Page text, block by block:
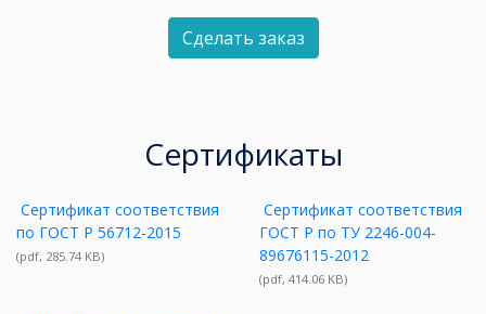
Сделать заказ
Сертификаты
Сертификат соответствия
по ГОСТ Р 56712-2015
(pdf, 285.74 KB)
Сертификат соответствия
ГОСТ Р по ТУ 2246-004-
89676115-2012
(pdf, 414.06 KB)